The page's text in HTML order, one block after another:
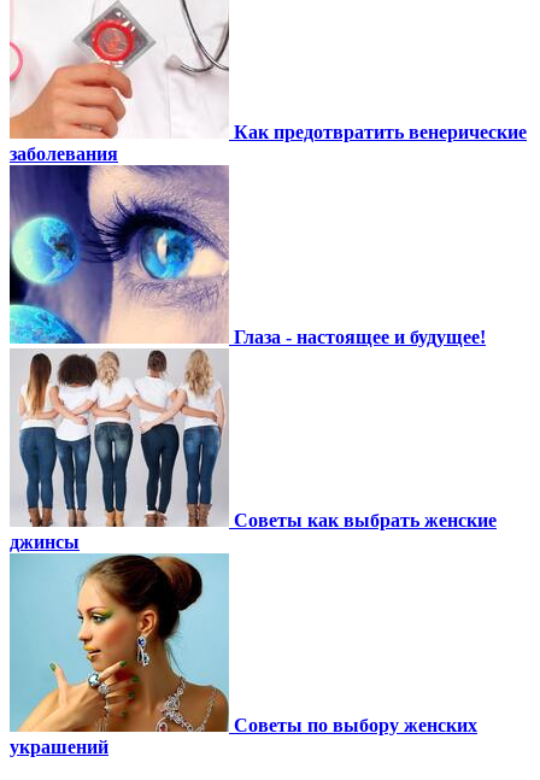
Как предотвратить венерические
заболевания
Глаза - настоящее и будущее!
Советы как выбрать женские
джинсы
Советы по выбору женских
украшений